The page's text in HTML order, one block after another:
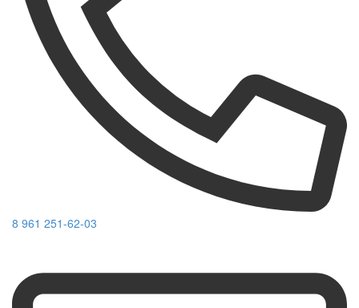
8 961 251-62-03